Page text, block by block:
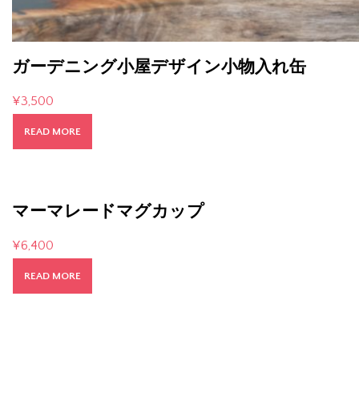
ガーデニング小屋デザイン小物入れ缶
¥3,500
READ MORE
マーマレードマグカップ
¥6,400
READ MORE